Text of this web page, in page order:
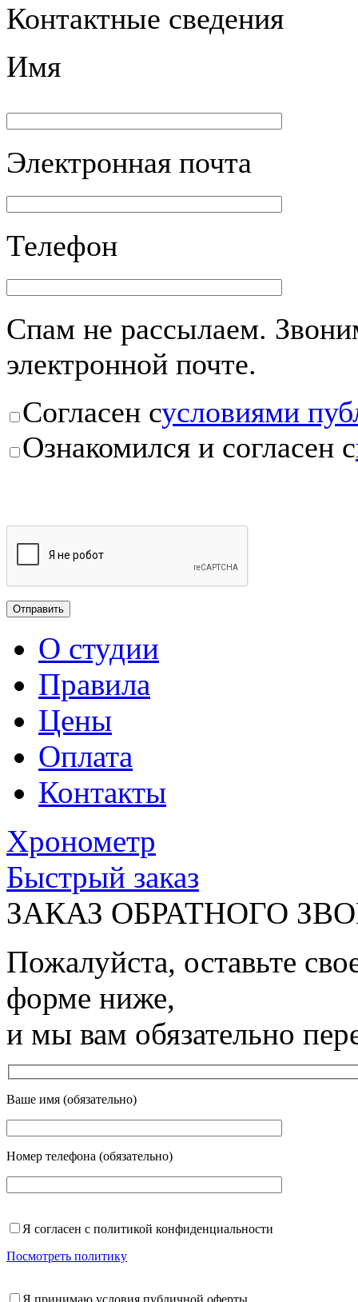
Контактные сведения
Имя
Электронная почта
Телефон
Спам не рассылаем.
электронной почте.
Согласен сусловиями
Ознакомился и согласен с
О студии
Правила
Цены
Оплата
Контакты
Хронометр
Быстрый заказ
ЗАКАЗ ОБРАТНОГО
Пожалуйста, оставьте
форме ниже,
и мы вам обязательно
Ваше имя (обязательно)
Номер телефона (обязательно)
Я согласен с политикой конфиденциальности
Посмотреть политику